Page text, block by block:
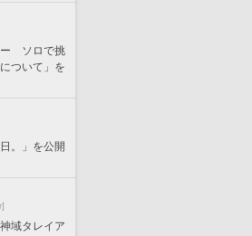
ー ソロで挑
ついて」を
。」を公開
域タレイア